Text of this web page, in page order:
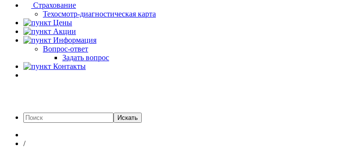
Страхование
Техосмотр-диагностическая карта
Цены
Акции
Информация
Вопрос-ответ
Задать вопрос
Контакты
Искать
/